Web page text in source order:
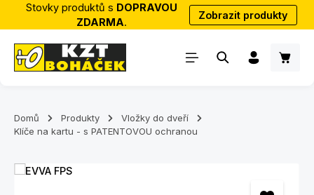
Přejít na hlavní obsah
Stovky produktů s DOPRAVOU
ZDARMA.
Zobrazit produkty
Domů Produkty
Vložky do dveří
Klíče na kartu - s PATENTOVOU ochranou
Přeskočit galerii obrázků